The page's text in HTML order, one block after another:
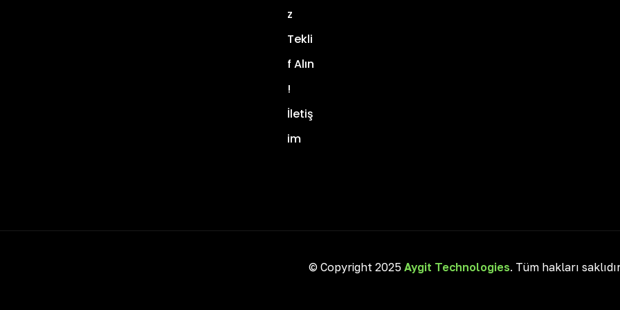
Z
Tekli
F Alın
!
İletiş
Im
© Copyright 2025 Aygit Technologies. Tüm hakları